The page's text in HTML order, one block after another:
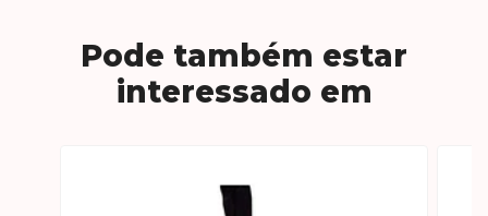
Pode também estar
interessado em